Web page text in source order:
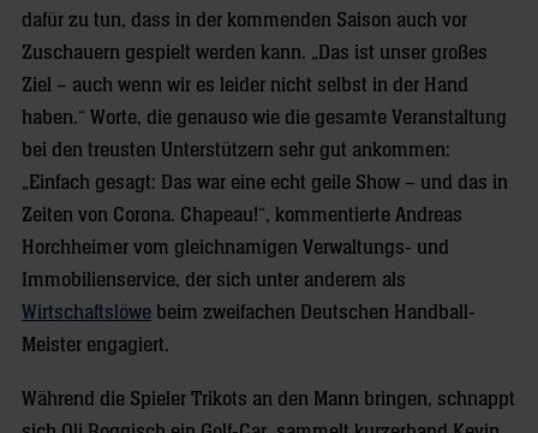
dafür zu tun, dass in der kommenden Saison auch vor
Zuschauern gespielt werden kann. „Das ist unser großes
Ziel – auch wenn wir es leider nicht selbst in der Hand
haben.“ Worte, die genauso wie die gesamte Veranstaltung
bei den treusten Unterstützern sehr gut ankommen:
„Einfach gesagt: Das war eine echt geile Show – und das in
Zeiten von Corona. Chapeau!“, kommentierte Andreas
Horchheimer vom gleichnamigen Verwaltungs- und
Immobilienservice, der sich unter anderem als
Wirtschaftslöwe beim zweifachen Deutschen Handball-
Meister engagiert.
Während die Spieler Trikots an den Mann bringen, schnappt